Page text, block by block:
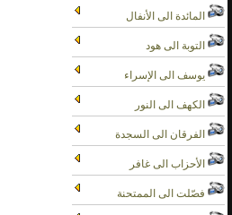
المائدة الى الأنفال
التوبة الى هود
يوسف الى الإسراء
الكهف الى النور
الفرقان الى السجدة
الأحزاب الى غافر
فصّلت الى الممتحنة